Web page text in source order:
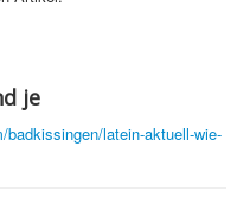
je
latein-aktuell-wie-